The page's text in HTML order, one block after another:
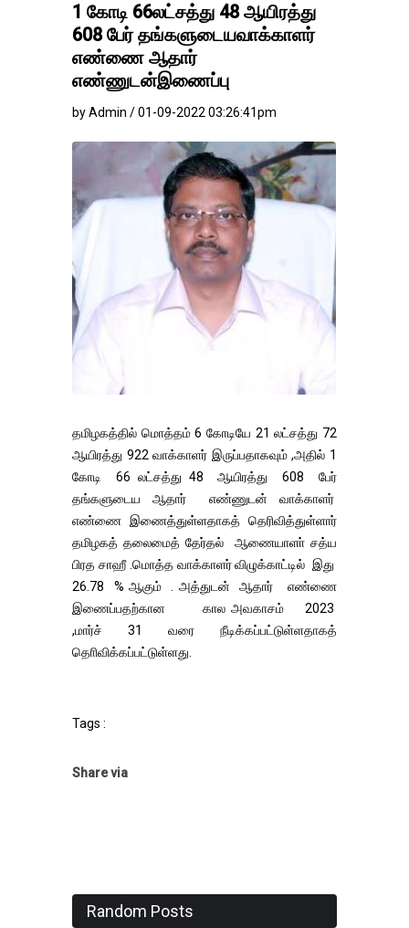
1 கோடி 66லட்சத்து 48 ஆயிரத்து
608 பேர் தங்களுடையவாக்காளர்
எண்ணை ஆதார்
எண்ணுடன்இணைப்பு
by Admin / 01-09-2022 03:26:41pm
தமிழகத்தில் மொத்தம் 6 கோடியே 21 லட்சத்து 72
ஆயிரத்து 922 வாக்காளர் இருப்பதாகவும் ,அதில் 1
கோடி 66 லட்சத்து 48 ஆயிரத்து 608 பேர்
தங்களுடைய ஆதார் எண்ணுடன் வாக்காளர்
எண்ணை இணைத்துள்ளதாகத் தெரிவித்துள்ளார்
தமிழகத் தலைமைத் தேர்தல் ஆணையாளா் சத்ய
பிரத சாஹீ .மொத்த வாக்காளர் விழுக்காட்டில் இது
26.78 % ஆகும் . அத்துடன் ஆதார் எண்ணை
இணைப்பதற்கான கால அவகாசம் 2023
,மார்ச் 31 வரை நீடிக்கப்பட்டுள்ளதாகத்
தொிவிக்கப்பட்டுள்ளது.
Tags :
Share via
Random Posts